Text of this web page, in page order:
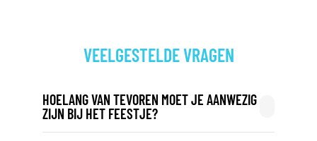
VEELGESTELDE VRAGEN
HOELANG VAN TEVOREN MOET JE AANWEZIG
ZIJN BIJ HET FEESTJE?